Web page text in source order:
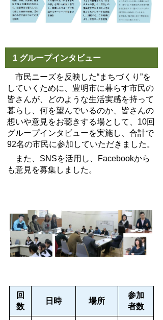
1 グループインタビュー
市民ニーズを反映した“まちづくり”を
していくために、豊明市に暮らす市民の
皆さんが、どのような生活実感を持って
暮らし、何を望んでいるのか、皆さんの
想いや意見をお聴きする場として、10回
グループインタビューを実施し、合計で
92名の市民に参加していただきました。
また、SNSを活用し、Facebookから
も意見を募集しました。
回
数
日時 場所
参加
者数